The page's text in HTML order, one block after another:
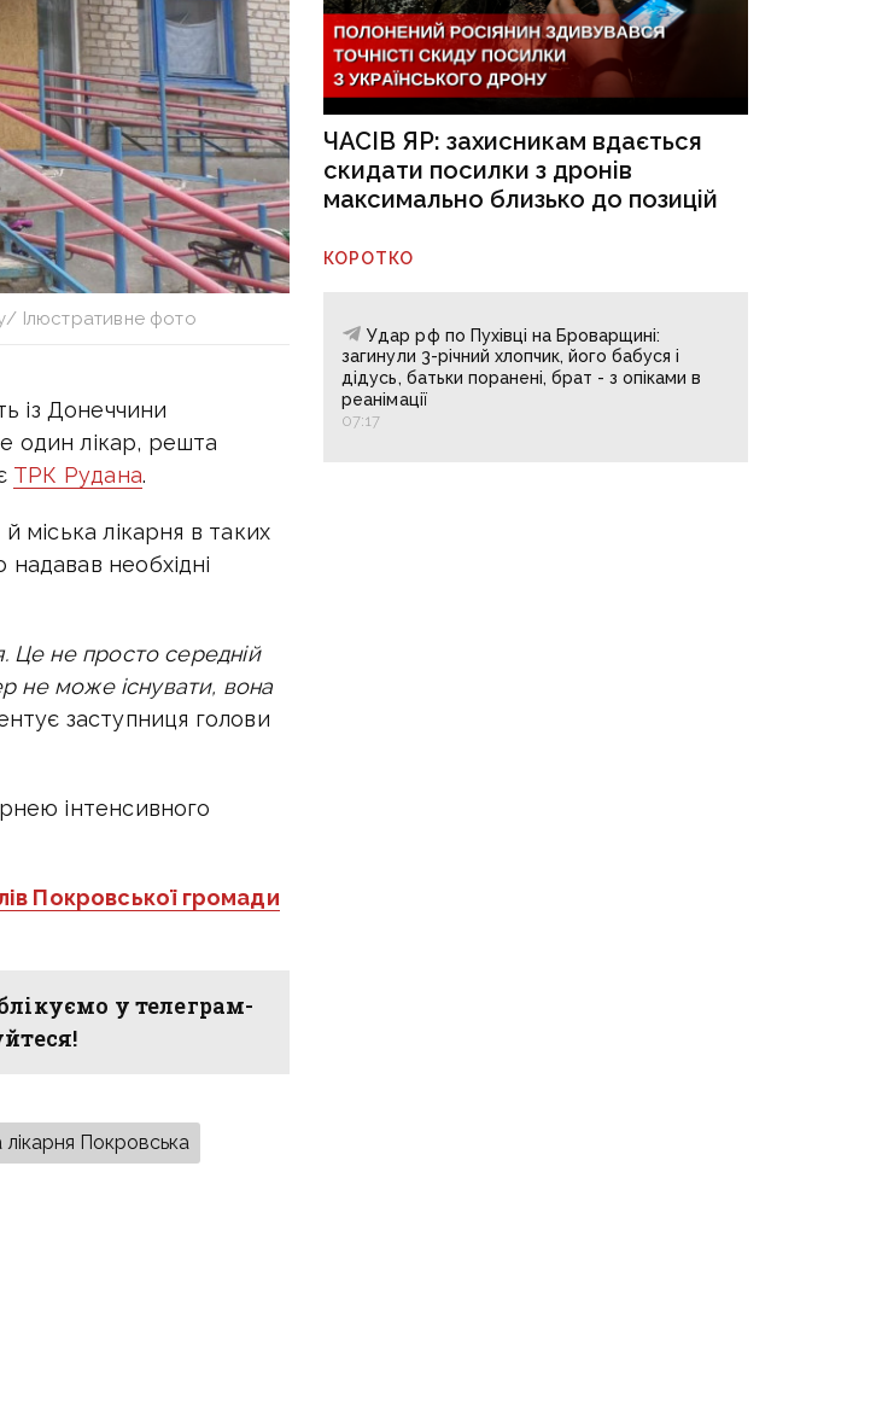
Ілюстративне фото
із Донеччини
один лікар, решта
ТРК Рудана.
міська лікарня в таких
необхідні
Це не просто середній
не може існувати, вона
заступниця голови
інтенсивного
Покровської громади
у телеграм-
лікарня Покровська
ЧАСІВ ЯР: захисникам вдається
скидати посилки з дронів
максимально близько до позицій
КОРОТКО
Удар рф по Пухівці на Броварщині:
загинули 3-річний хлопчик, його бабуся і
дідусь, батьки поранені, брат - з опіками в
реанімації
07:17